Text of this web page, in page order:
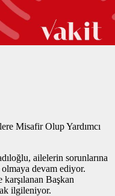
Misafir Olup Yardımcı
ailelerin sorunlarına
devam ediyor.
Başkan
ilgileniyor.